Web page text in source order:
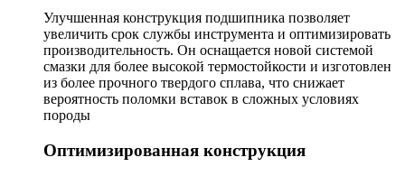
Улучшенная конструкция подшипника позволяет
увеличить срок службы инструмента и оптимизировать
производительность. Он оснащается новой системой
смазки для более высокой термостойкости и изготовлен
из более прочного твердого сплава, что снижает
вероятность поломки вставок в сложных условиях
породы
Оптимизированная конструкция